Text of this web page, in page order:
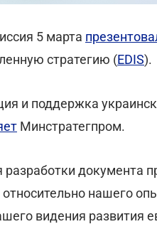
5 марта
стратегию (EDIS).
и поддержка
Минстратегпром.
разработки документа
нашего
видения развития